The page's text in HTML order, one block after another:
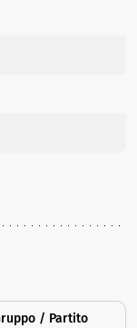
/ Partito